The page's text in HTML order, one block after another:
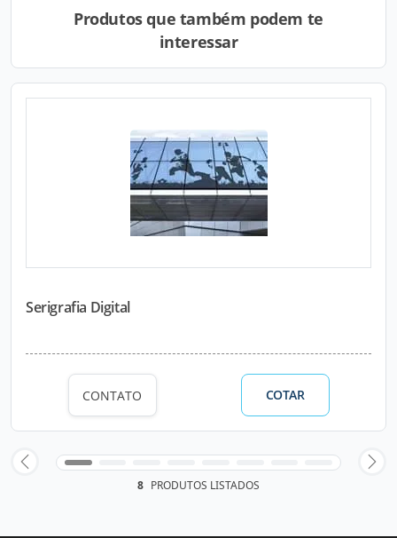
Produtos que também podem te
interessar
Serigrafia Digital
CONTATO COTAR
8 PRODUTOS LISTADOS